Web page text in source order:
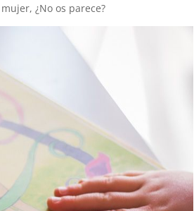
¿No os parece?